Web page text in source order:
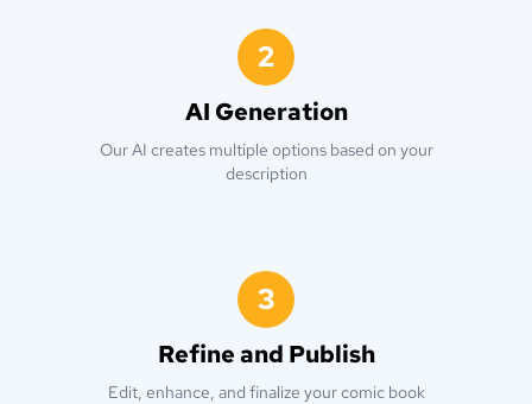
2
AI Generation
Our AI creates multiple options based on your
description
3
Refine and Publish
Edit, enhance, and finalize your comic book